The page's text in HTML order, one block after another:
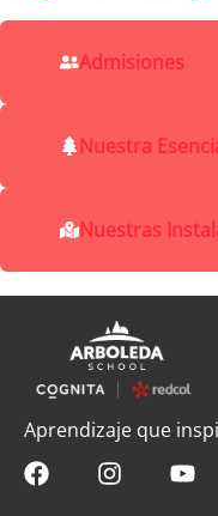
Admisiones
Nuestra
Nuestras
Aprendizaje que